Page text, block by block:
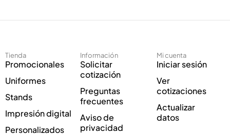
o
o
r
e
o
c
n
i
c
o
*
Tienda
Promocionales
Uniformes
Stands
Impresión digital
Personalizados
Información
Solicitar
cotización
Preguntas
frecuentes
Aviso de
privacidad
Mi cuenta
Iniciar sesión
Ver
cotizaciones
Actualizar
datos